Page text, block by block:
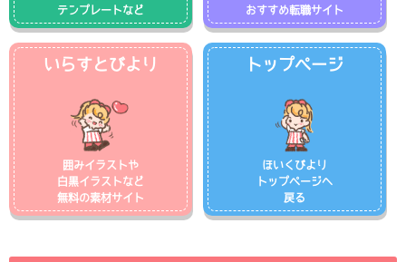
テンプレートなど
おすすめ転職サイト
いらすとびより
囲みイラストや
白黒イラストなど
無料の素材サイト
トップページ
ほいくびより
トップページへ
戻る